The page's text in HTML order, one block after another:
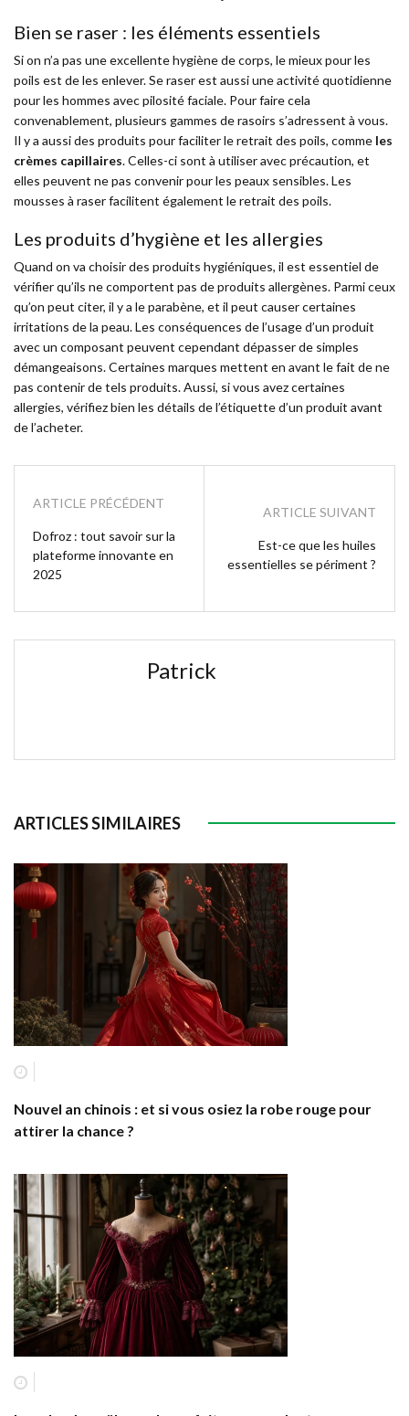
Bien se raser : les éléments essentiels
Si on n’a pas une excellente hygiène de corps, le mieux pour les
poils est de les enlever. Se raser est aussi une activité quotidienne
pour les hommes avec pilosité faciale. Pour faire cela
convenablement, plusieurs gammes de rasoirs s’adressent à vous.
Il y a aussi des produits pour faciliter le retrait des poils, comme les
crèmes capillaires. Celles-ci sont à utiliser avec précaution, et
elles peuvent ne pas convenir pour les peaux sensibles. Les
mousses à raser facilitent également le retrait des poils.
Les produits d’hygiène et les allergies
Quand on va choisir des produits hygiéniques, il est essentiel de
vérifier qu’ils ne comportent pas de produits allergènes. Parmi ceux
qu’on peut citer, il y a le parabène, et il peut causer certaines
irritations de la peau. Les conséquences de l’usage d’un produit
avec un composant peuvent cependant dépasser de simples
démangeaisons. Certaines marques mettent en avant le fait de ne
pas contenir de tels produits. Aussi, si vous avez certaines
allergies, vérifiez bien les détails de l’étiquette d’un produit avant
de l’acheter.
ARTICLE PRÉCÉDENT
Dofroz : tout savoir sur la
plateforme innovante en
2025
ARTICLE SUIVANT
Est-ce que les huiles
essentielles se périment ?
Patrick
ARTICLES SIMILAIRES
Nouvel an chinois : et si vous osiez la robe rouge pour
attirer la chance ?